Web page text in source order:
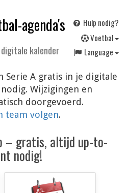
agenda's
kalender
Hulp nodig?
Voetbal
Language
Serie A gratis in je digitale
Wijzigingen en
doorgevoerd.
team volgen.
– gratis, altijd up-to-
nodig!